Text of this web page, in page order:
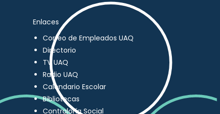
Enlaces
Correo de Empleados UAQ
Directorio
TV UAQ
Radio UAQ
Calendario Escolar
Bibliotecas
Contraloría Social